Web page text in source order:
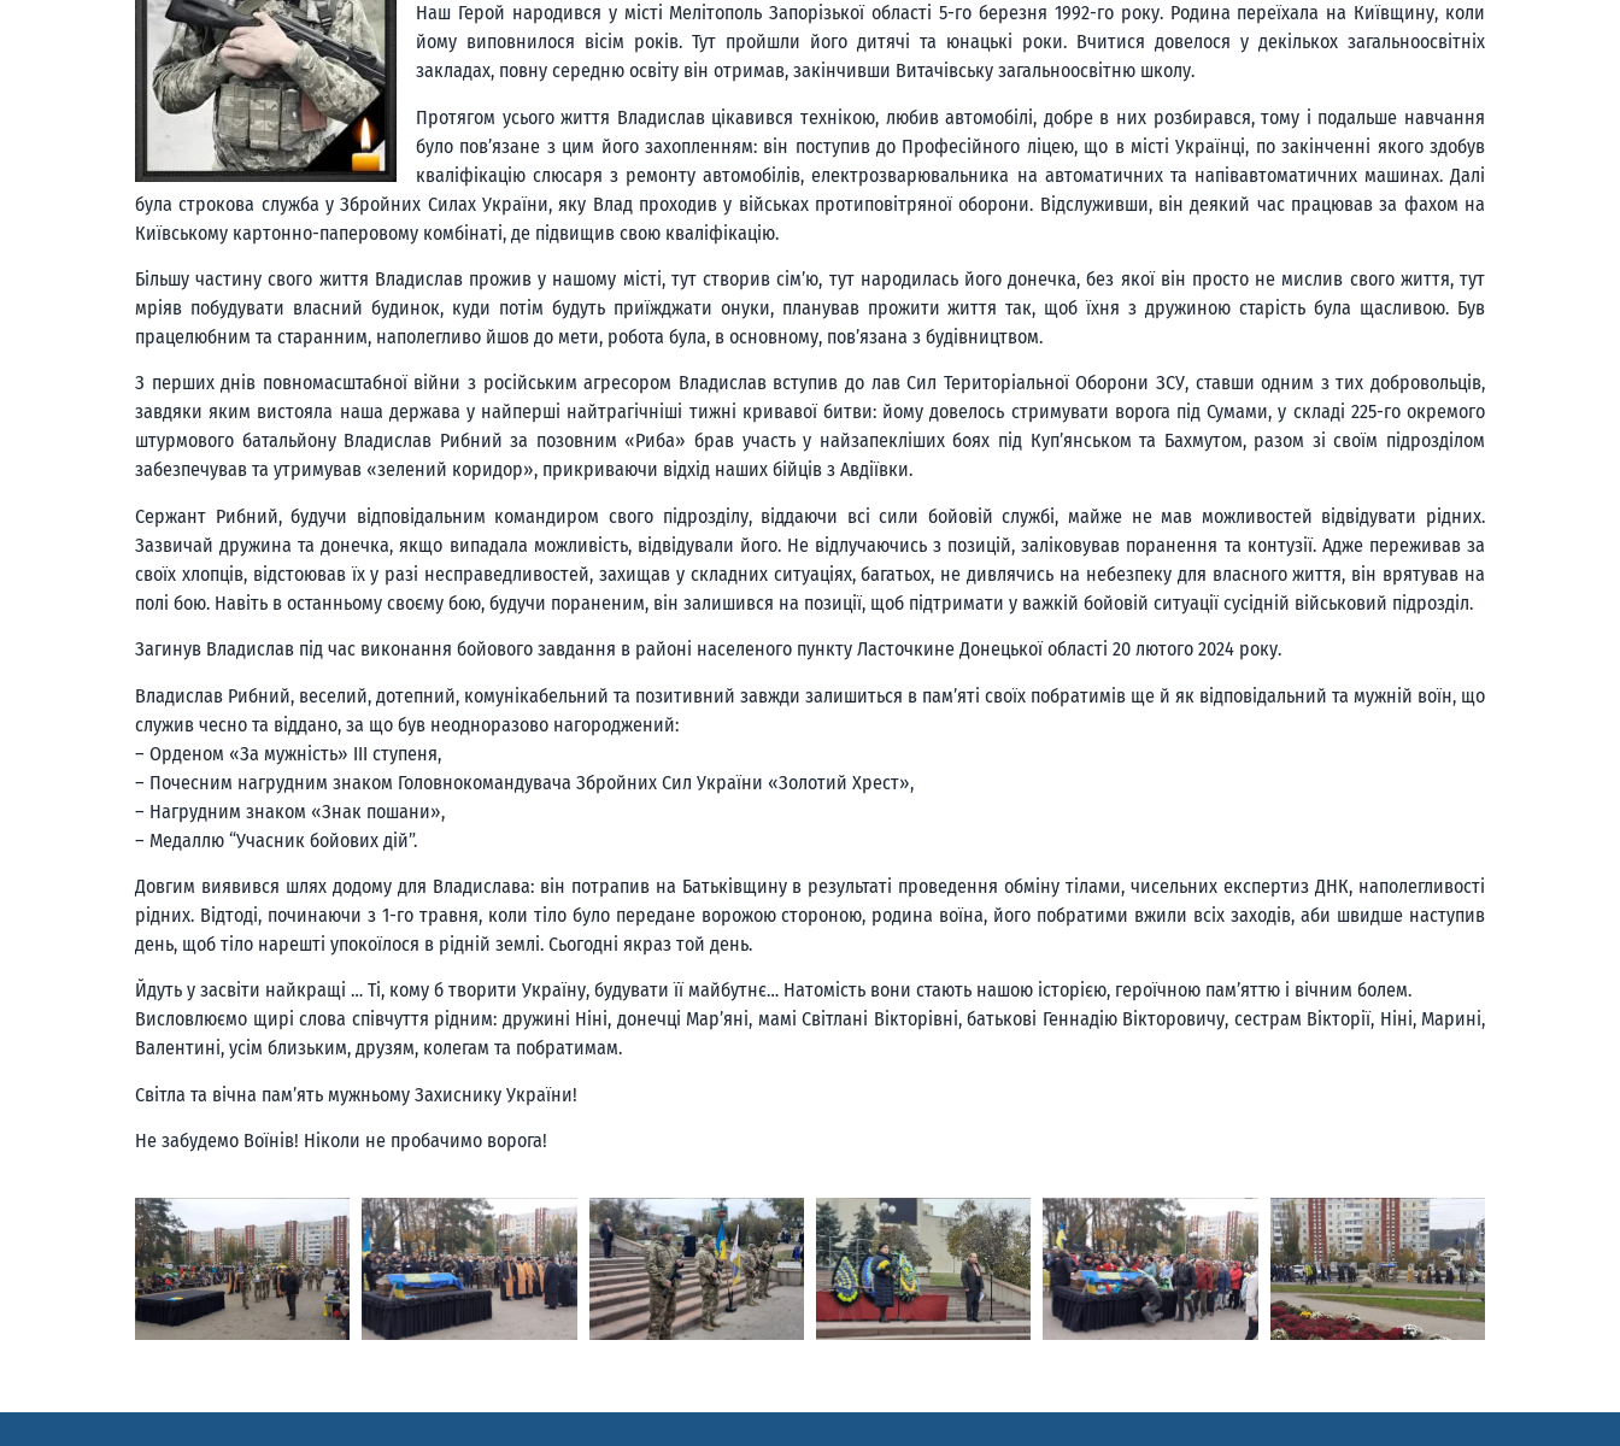
Наш Герой народився у місті Мелітополь Запорізької області 5-го березня 1992-го року. Родина переїхала на Київщину, коли
йому виповнилося вісім років. Тут пройшли його дитячі та юнацькі роки. Вчитися довелося у декількох загальноосвітніх
закладах, повну середню освіту він отримав, закінчивши Витачівську загальноосвітню школу.
Протягом усього життя Владислав цікавився технікою, любив автомобілі, добре в них розбирався, тому і подальше навчання
було пов’язане з цим його захопленням: він поступив до Професійного ліцею, що в місті Українці, по закінченні якого здобув
кваліфікацію слюсаря з ремонту автомобілів, електрозварювальника на автоматичних та напівавтоматичних машинах. Далі
була строкова служба у Збройних Силах України, яку Влад проходив у військах протиповітряної оборони. Відслуживши, він деякий час працював за фахом на
Київському картонно-паперовому комбінаті, де підвищив свою кваліфікацію.
Більшу частину свого життя Владислав прожив у нашому місті, тут створив сім’ю, тут народилась його донечка, без якої він просто не мислив свого життя, тут
мріяв побудувати власний будинок, куди потім будуть приїжджати онуки, планував прожити життя так, щоб їхня з дружиною старість була щасливою. Був
працелюбним та старанним, наполегливо йшов до мети, робота була, в основному, пов’язана з будівництвом.
З перших днів повномасштабної війни з російським агресором Владислав вступив до лав Сил Територіальної Оборони ЗСУ, ставши одним з тих добровольців,
завдяки яким вистояла наша держава у найперші найтрагічніші тижні кривавої битви: йому довелось стримувати ворога під Сумами, у складі 225-го окремого
штурмового батальйону Владислав Рибний за позовним «Риба» брав участь у найзапекліших боях під Куп’янськом та Бахмутом, разом зі своїм підрозділом
забезпечував та утримував «зелений коридор», прикриваючи відхід наших бійців з Авдіївки.
Сержант Рибний, будучи відповідальним командиром свого підрозділу, віддаючи всі сили бойовій службі, майже не мав можливостей відвідувати рідних.
Зазвичай дружина та донечка, якщо випадала можливість, відвідували його. Не відлучаючись з позицій, заліковував поранення та контузії. Адже переживав за
своїх хлопців, відстоював їх у разі несправедливостей, захищав у складних ситуаціях, багатьох, не дивлячись на небезпеку для власного життя, він врятував на
полі бою. Навіть в останньому своєму бою, будучи пораненим, він залишився на позиції, щоб підтримати у важкій бойовій ситуації сусідній військовий підрозділ.
Загинув Владислав під час виконання бойового завдання в районі населеного пункту Ласточкине Донецької області 20 лютого 2024 року.
Владислав Рибний, веселий, дотепний, комунікабельний та позитивний завжди залишиться в пам’яті своїх побратимів ще й як відповідальний та мужній воїн, що
служив чесно та віддано, за що був неодноразово нагороджений:
– Орденом «За мужність» ІІІ ступеня,
– Почесним нагрудним знаком Головнокомандувача Збройних Сил України «Золотий Хрест»,
– Нагрудним знаком «Знак пошани»,
– Медаллю “Учасник бойових дій”.
Довгим виявився шлях додому для Владислава: він потрапив на Батьківщину в результаті проведення обміну тілами, чисельних експертиз ДНК, наполегливості
рідних. Відтоді, починаючи з 1-го травня, коли тіло було передане ворожою стороною, родина воїна, його побратими вжили всіх заходів, аби швидше наступив
день, щоб тіло нарешті упокоїлося в рідній землі. Сьогодні якраз той день.
Йдуть у засвіти найкращі … Ті, кому б творити Україну, будувати її майбутнє… Натомість вони стають нашою історією, героїчною пам’яттю і вічним болем.
Висловлюємо щирі слова співчуття рідним: дружині Ніні, донечці Мар’яні, мамі Світлані Вікторівні, батькові Геннадію Вікторовичу, сестрам Вікторії, Ніні, Марині,
Валентині, усім близьким, друзям, колегам та побратимам.
Світла та вічна пам’ять мужньому Захиснику України!
Не забудемо Воїнів! Ніколи не пробачимо ворога!